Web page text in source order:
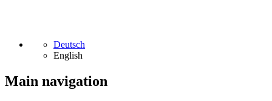
Deutsch
English
Main navigation